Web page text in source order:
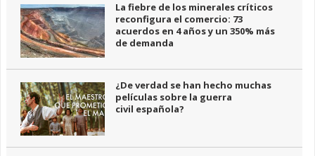
La fiebre de los minerales críticos
reconfigura el comercio: 73
acuerdos en 4 años y un 350% más
de demanda
¿De verdad se han hecho muchas
películas sobre la guerra
civil española?